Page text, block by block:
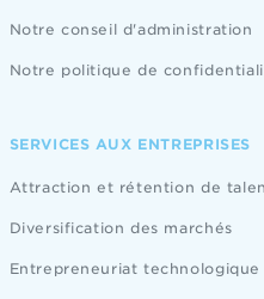
Notre conseil d'administration
Notre politique de
SERVICES AUX ENTREPRISES
Attraction et rétention de
Diversification des marchés
Entrepreneuriat technologique